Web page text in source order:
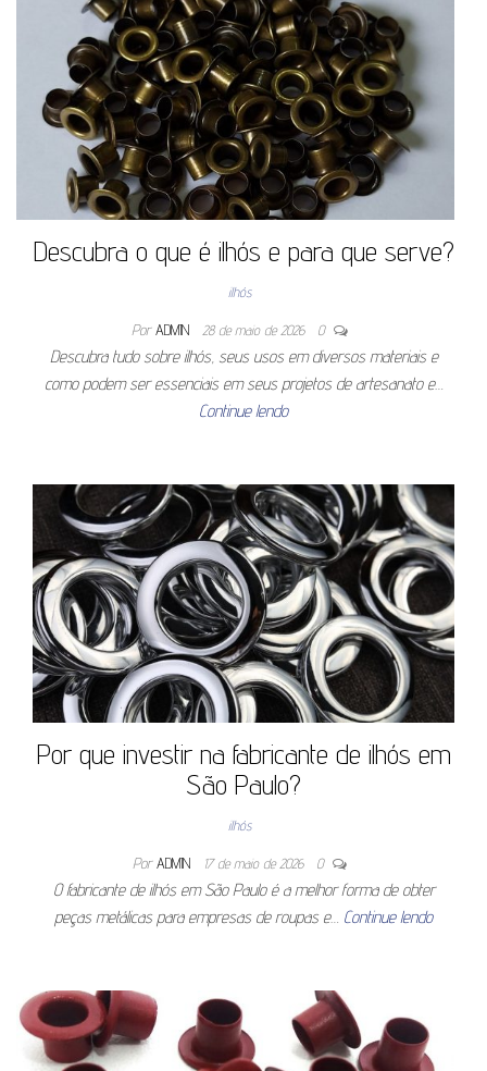
Descubra o que é ilhós e para que serve?
ilhós
Por ADMIN 28 de maio de 2026 0
Descubra tudo sobre ilhós, seus usos em diversos materiais e
como podem ser essenciais em seus projetos de artesanato e…
Continue lendo
Por que investir na fabricante de ilhós em
São Paulo?
ilhós
Por ADMIN 17 de maio de 2026 0
O fabricante de ilhós em São Paulo é a melhor forma de obter
peças metálicas para empresas de roupas e… Continue lendo